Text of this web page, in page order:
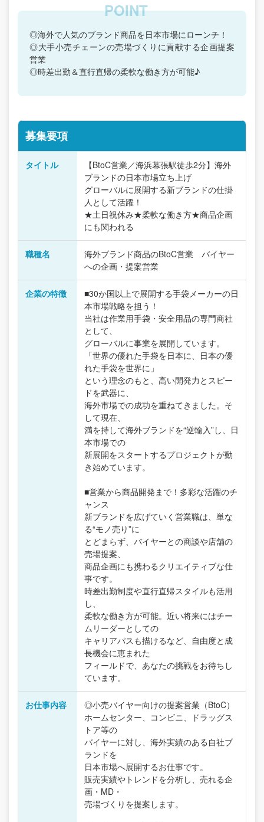
◎海外で人気のブランド商品を日本市場にローンチ！
◎大手小売チェーンの売場づくりに貢献する企画提案
営業
◎時差出勤＆直行直帰の柔軟な働き方が可能♪
募集要項
タイトル
【BtoC営業／海浜幕張駅徒歩2分】海外
ブランドの日本市場立ち上げ
グローバルに展開する新ブランドの仕掛
人として活躍！
★土日祝休み★柔軟な働き方★商品企画
にも関われる
職種名
海外ブランド商品のBtoC営業 バイヤー
への企画・提案営業
企業の特徴
■30か国以上で展開する手袋メーカーの日
本市場戦略を担う！
当社は作業用手袋・安全用品の専門商社
として、
グローバルに事業を展開しています。
「世界の優れた手袋を日本に、日本の優
れた手袋を世界に」
という理念のもと、高い開発力とスピー
ドを武器に、
海外市場での成功を重ねてきました。そ
して現在、
満を持して海外ブランドを“逆輸入”し、日
本市場での
新展開をスタートするプロジェクトが動
き始めています。
■営業から商品開発まで！多彩な活躍のチ
ャンス
新ブランドを広げていく営業職は、単な
る“モノ売り”に
とどまらず、バイヤーとの商談や店舗の
売場提案、
商品企画にも携わるクリエイティブな仕
事です。
時差出勤制度や直行直帰スタイルも活用
し、
柔軟な働き方が可能。近い将来にはチー
ムリーダーとしての
キャリアパスも描けるなど、自由度と成
長機会に恵まれた
フィールドで、あなたの挑戦をお待ちし
ています。
お仕事内容
◎小売バイヤー向けの提案営業（BtoC）
ホームセンター、コンビニ、ドラッグス
トア等の
バイヤーに対し、海外実績のある自社ブ
ランドを
日本市場へ展開するお仕事です。
販売実績やトレンドを分析し、売れる企
画・MD・
売場づくりを提案します。